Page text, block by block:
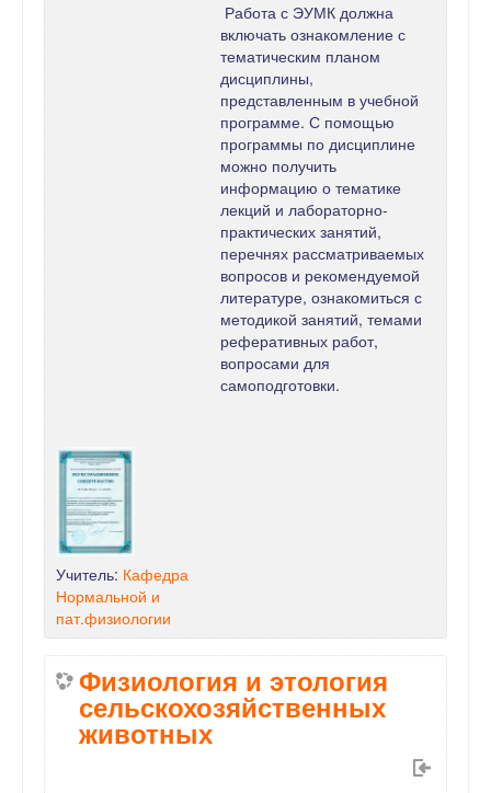
Работа с ЭУМК должна
включать ознакомление с
тематическим планом
дисциплины,
представленным в учебной
программе. С помощью
программы по дисциплине
можно получить
информацию о тематике
лекций и лабораторно-
практических занятий,
перечнях рассматриваемых
вопросов и рекомендуемой
литературе, ознакомиться с
методикой занятий, темами
реферативных работ,
вопросами для
самоподготовки.
Учитель: Кафедра
Нормальной и
пат.физиологии
Физиология и этология
сельскохозяйственных
животных